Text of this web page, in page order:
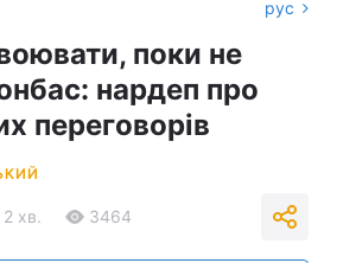
рус
поки не
нардеп про
переговорів
2 хв. 3464